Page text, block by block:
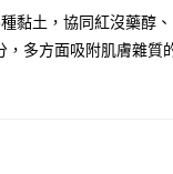
1-3個工作天送達
黏土，協同紅沒藥醇
，多方面吸附肌膚雜質